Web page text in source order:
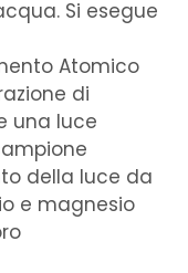
Si esegue
Atomico
di
una luce
della luce da
e magnesio